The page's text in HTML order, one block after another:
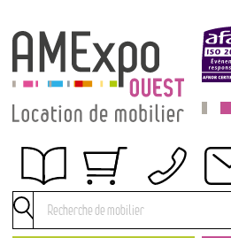
Obtenir un devis
Conditions générales de location
Conditions de règlement